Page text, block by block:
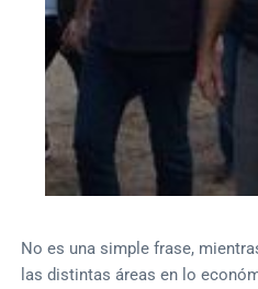
No es una simple frase,
las distintas áreas en lo